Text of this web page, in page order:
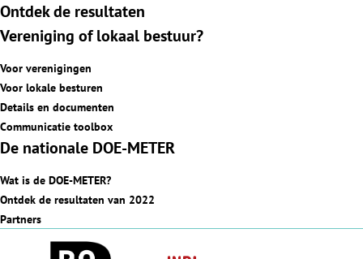
Ontdek de resultaten
Vereniging of lokaal bestuur?
Voor verenigingen
Voor lokale besturen
Details en documenten
Communicatie toolbox
De nationale DOE-METER
Wat is de DOE-METER?
Ontdek de resultaten van 2022
Partners